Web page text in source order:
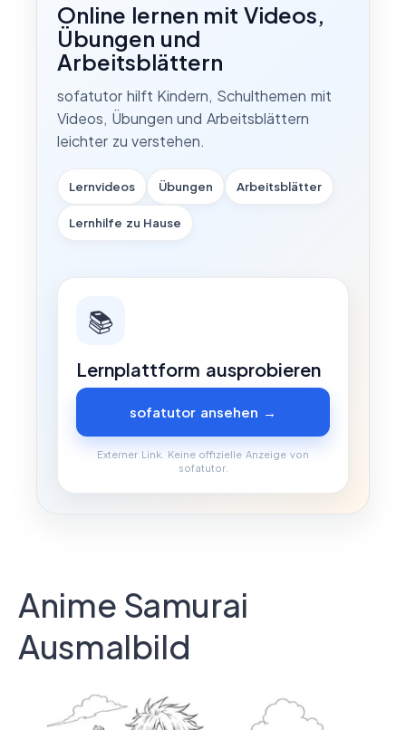
Online lernen mit Videos,
Übungen und
Arbeitsblättern
sofatutor hilft Kindern, Schulthemen mit
Videos, Übungen und Arbeitsblättern
leichter zu verstehen.
Lernvideos Übungen Arbeitsblätter
Lernhilfe zu Hause
📚
Lernplattform ausprobieren
sofatutor ansehen →
Externer Link. Keine offizielle Anzeige von
sofatutor.
Anime Samurai
Ausmalbild